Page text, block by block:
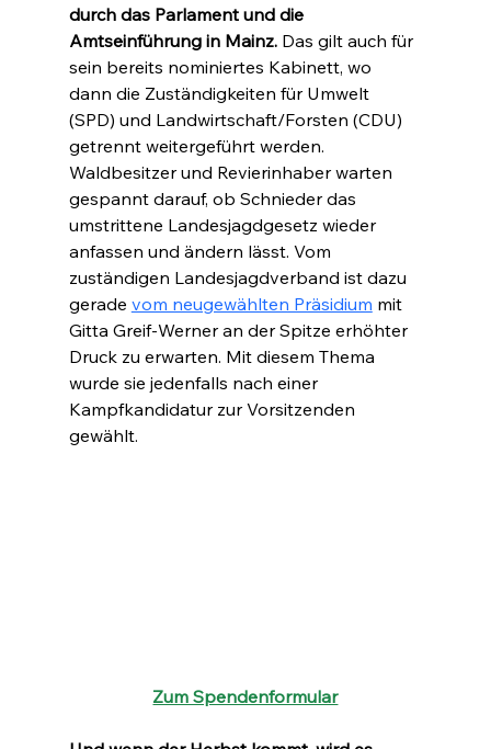
durch das Parlament und die
Amtseinführung in Mainz. Das gilt auch für
sein bereits nominiertes Kabinett, wo
dann die Zuständigkeiten für Umwelt
(SPD) und Landwirtschaft/Forsten (CDU)
getrennt weitergeführt werden.
Waldbesitzer und Revierinhaber warten
gespannt darauf, ob Schnieder das
umstrittene Landesjagdgesetz wieder
anfassen und ändern lässt. Vom
zuständigen Landesjagdverband ist dazu
gerade vom neugewählten Präsidium mit
Gitta Greif-Werner an der Spitze erhöhter
Druck zu erwarten. Mit diesem Thema
wurde sie jedenfalls nach einer
Kampfkandidatur zur Vorsitzenden
gewählt.
Zum Spendenformular